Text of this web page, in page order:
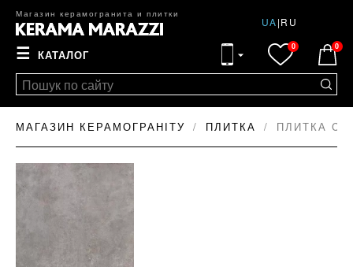
Магазин керамогранита и плитки
UA|RU
☰ КАТАЛОГ
0 0
МАГАЗИН КЕРАМОГРАНІТУ ПЛИТКА ПЛИТКА